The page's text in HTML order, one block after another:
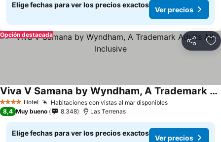
Elige fechas para ver los precios exactos
Ver precios
Compartir
Opción destacada
4 EstrellasHotel Habitaciones con vistas al mar disponiblesVer precios
Viva V Samana by Wyndham, A Trademark Adults All Inclusive
Ver precios
8,4 Muy bueno 8.348 Las Terrenas
Elige fechas para ver los precios exactos
Ver precios